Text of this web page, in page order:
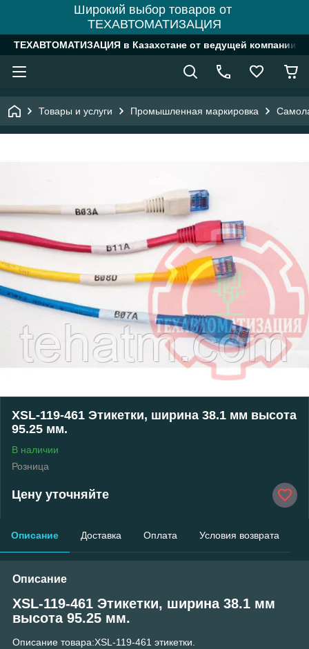
Широкий выбор товаров от
ТЕХАВТОМАТИЗАЦИЯ
ТЕХАВТОМАТИЗАЦИЯ в Казахстане от ведущей компании
Товары и услуги Промышленная маркировка
XSL-119-461 Этикетки, ширина 38.1 мм высота
95.25 мм.
В наличии
Розница
Цену уточняйте
Описание Доставка Оплата Условия возврата
Описание
XSL-119-461 Этикетки, ширина 38.1 мм
высота 95.25 мм.
Описание товара:XSL-119-461 этикетки.